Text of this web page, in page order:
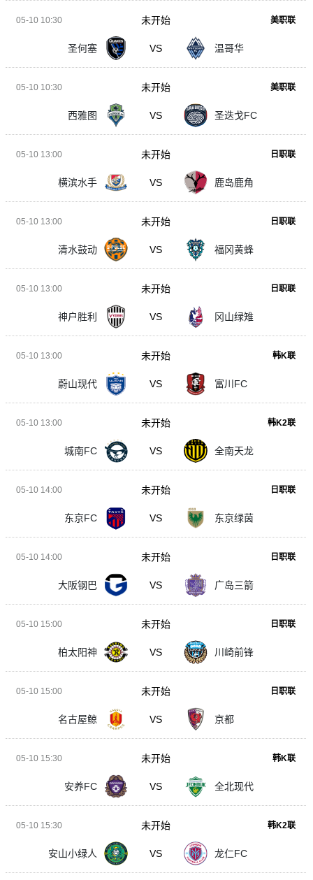
05-10 10:30 美职联
圣何塞 VS 温哥华
未开始
05-10 10:30 美职联
西雅图 VS 圣迭戈FC
未开始
05-10 13:00 日职联
横滨水手 VS 鹿岛鹿角
未开始
05-10 13:00 日职联
清水鼓动 VS 福冈黄蜂
未开始
05-10 13:00 日职联
神户胜利 VS 冈山绿雉
未开始
05-10 13:00 韩K联
蔚山现代 VS 富川FC
未开始
05-10 13:00 韩K2联
城南FC VS 全南天龙
未开始
05-10 14:00 日职联
东京FC VS 东京绿茵
未开始
05-10 14:00 日职联
大阪钢巴 VS 广岛三箭
未开始
05-10 15:00 日职联
柏太阳神 VS 川崎前锋
未开始
05-10 15:00 日职联
名古屋鲸 VS 京都
未开始
05-10 15:30 韩K联
安养FC VS 全北现代
未开始
05-10 15:30 韩K2联
安山小绿人 VS 龙仁FC
未开始